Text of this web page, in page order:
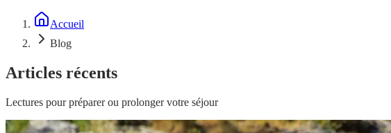
Accueil
Blog
Articles récents
Lectures pour préparer ou prolonger votre séjour